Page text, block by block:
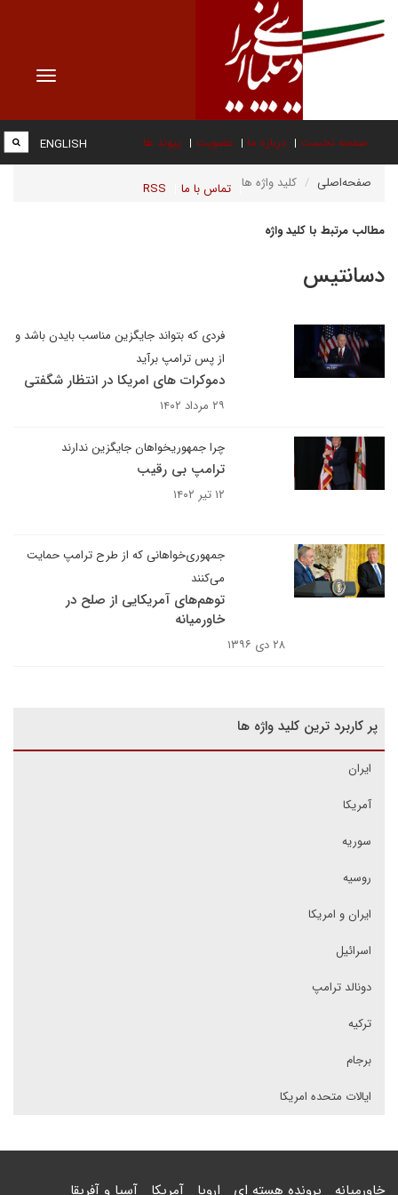
Toggle
صفحه نخست درباره ما عضویت پیوند ها
تماس با ما RSS
ENGLISH
صفحه‌اصلی کلید واژه ها
مطالب مرتبط با کلید واژه
دسانتیس
فردی که بتواند جایگزین مناسب بایدن باشد و
از پس ترامپ برآید
دموکرات های امریکا در انتظار شگفتی
۲۹ مرداد ۱۴۰۲
چرا جمهوریخواهان جایگزین ندارند
ترامپ بی رقیب
۱۲ تیر ۱۴۰۲
جمهوری‌خواهانی که از طرح ترامپ حمایت
می‌کنند
توهم‌های آمریکایی از صلح در
خاورمیانه
۲۸ دی ۱۳۹۶
پر کاربرد ترین کلید واژه ها
ایران
آمریکا
سوریه
روسیه
ایران و امریکا
اسرائیل
دونالد ترامپ
ترکیه
برجام
ایالات متحده امریکا
خاورمیانه پرونده هسته ای اروپا آمریکا آسیا و آفریقا